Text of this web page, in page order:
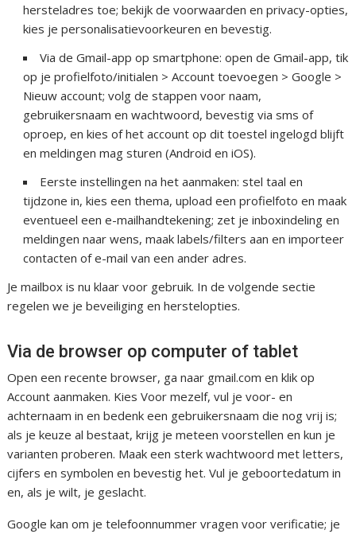
hersteladres toe; bekijk de voorwaarden en privacy-opties,
kies je personalisatievoorkeuren en bevestig.
Via de Gmail-app op smartphone: open de Gmail-app, tik
op je profielfoto/initialen > Account toevoegen > Google >
Nieuw account; volg de stappen voor naam,
gebruikersnaam en wachtwoord, bevestig via sms of
oproep, en kies of het account op dit toestel ingelogd blijft
en meldingen mag sturen (Android en iOS).
Eerste instellingen na het aanmaken: stel taal en
tijdzone in, kies een thema, upload een profielfoto en maak
eventueel een e-mailhandtekening; zet je inboxindeling en
meldingen naar wens, maak labels/filters aan en importeer
contacten of e-mail van een ander adres.
Je mailbox is nu klaar voor gebruik. In de volgende sectie
regelen we je beveiliging en herstelopties.
Via de browser op computer of tablet
Open een recente browser, ga naar gmail.com en klik op
Account aanmaken. Kies Voor mezelf, vul je voor- en
achternaam in en bedenk een gebruikersnaam die nog vrij is;
als je keuze al bestaat, krijg je meteen voorstellen en kun je
varianten proberen. Maak een sterk wachtwoord met letters,
cijfers en symbolen en bevestig het. Vul je geboortedatum in
en, als je wilt, je geslacht.
Google kan om je telefoonnummer vragen voor verificatie; je